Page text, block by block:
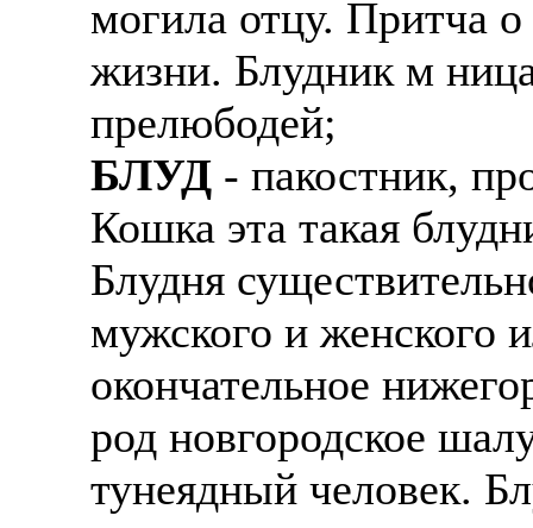
# трудоустройство за
# трудоустройство за
могила отцу. Притча
жизни. Блудник м
прелюбодей;
БЛУД - пакостник,
Кошка эта такая
Блудня
мужского и женского
окончательное
род новгородское
тунеядный человек.